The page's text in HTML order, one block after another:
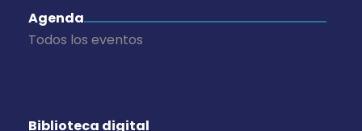
Agenda
Todos los eventos
Biblioteca digital